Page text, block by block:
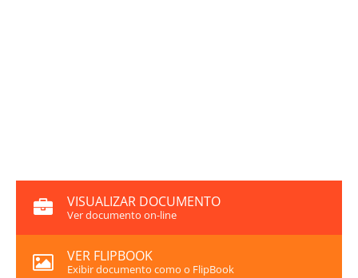
VISUALIZAR DOCUMENTO
Ver documento on-line
VER FLIPBOOK
Exibir documento como o FlipBook